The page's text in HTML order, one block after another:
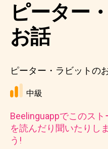
ピーター
お話
ピーター・ラビットの
中級
Beelinguappでこのスト
を読んだり聞いたりし
う!